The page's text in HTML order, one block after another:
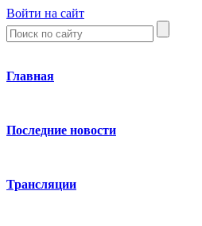
Войти на сайт
Главная
Последние новости
Трансляции